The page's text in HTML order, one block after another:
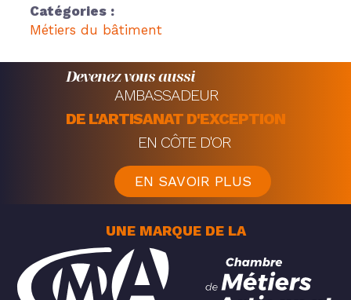
Catégories :
Métiers du bâtiment
Devenez vous aussi
AMBASSADEUR
DE L'ARTISANAT D'EXCEPTION
EN CÔTE D'OR
EN SAVOIR PLUS
UNE MARQUE DE LA